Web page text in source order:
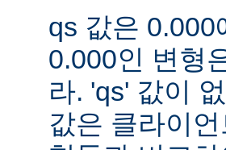
qs 값은 0.000
0.000인 변형
라. 'qs' 값이
값은 클라이